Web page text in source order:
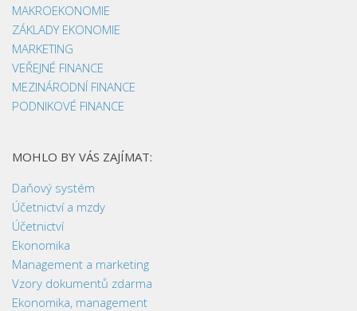
MAKROEKONOMIE
ZÁKLADY EKONOMIE
MARKETING
VEŘEJNÉ FINANCE
MEZINÁRODNÍ FINANCE
PODNIKOVÉ FINANCE
MOHLO BY VÁS ZAJÍMAT:
Daňový systém
Účetnictví a mzdy
Účetnictví
Ekonomika
Management a marketing
Vzory dokumentů zdarma
Ekonomika, management